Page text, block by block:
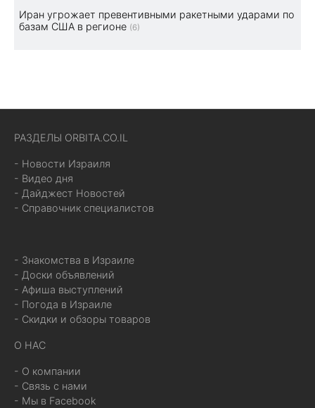
Иран угрожает превентивными ракетными ударами по
базам США в регионе (6)
РАЗДЕЛЫ ORBITA.CO.IL
- Новости Израиля
- Видео дня
- Дайджест Новостей
- Справочник специалистов
- Знакомства в Израиле
- Доски объявлений
- Афиша выступлений
- Погода в Израиле
- Скидки и обзоры товаров
О НАС
- О компании
- Связь с нами
- Мы в Facebook